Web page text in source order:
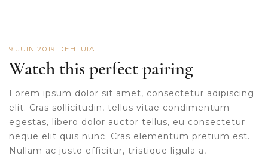
9 JUIN 2019 DE HTUIA
Watch this perfect pairing
Lorem ipsum dolor sit amet, consectetur adipiscing
elit. Cras sollicitudin, tellus vitae condimentum
egestas, libero dolor auctor tellus, eu consectetur
neque elit quis nunc. Cras elementum pretium est.
Nullam ac justo efficitur, tristique ligula a,